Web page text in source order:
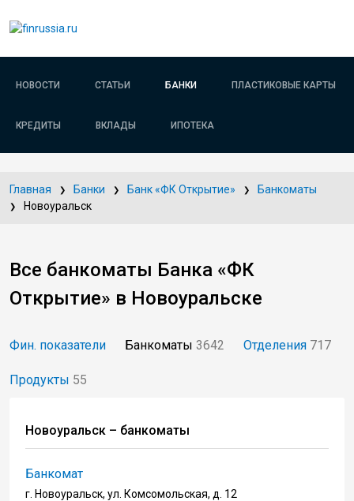
НОВОСТИ СТАТЬИ БАНКИ ПЛАСТИКОВЫЕ КАРТЫ
КРЕДИТЫ ВКЛАДЫ ИПОТЕКА
Главная Банки Банк «ФК Открытие»
Банкоматы
Новоуральск
Все банкоматы Банка «ФК
Открытие» в Новоуральске
Фин. показатели Банкоматы 3642 Отделения 717
Продукты 55
Новоуральск – банкоматы
Банкомат
г. Новоуральск, ул. Комсомольская, д. 12